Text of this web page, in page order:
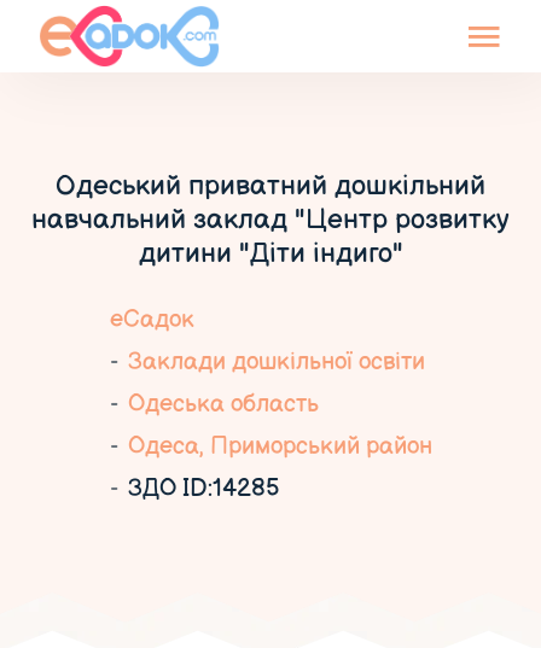
Одеський приватний дошкільний
навчальний заклад "Центр розвитку
дитини "Діти індиго"
еСадок
Заклади дошкільної освіти
Одеська область
Одеса, Приморський район
ЗДО ID:14285